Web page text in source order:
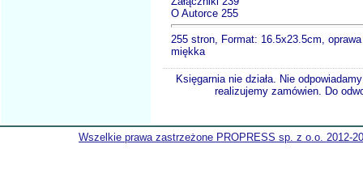
O Autorce 255
255 stron, Format: 16.5x23.5cm, oprawa
miękka
Księgarnia nie działa. Nie
realizujemy zamówien. Do
Wszelkie prawa zastrzeżone PROPRESS sp. z o.o. 2012-